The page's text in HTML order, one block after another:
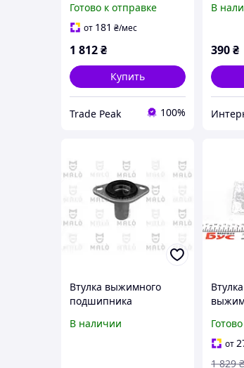
сальником Audi, VW,
Skoda, Seat 1.4, 1.5, 1.6,
(02A141180A) VAG
Готово к отправке
от 181 ₴/мес
1 812₴
Купить
Trade Peak 100%
В
390₴
Втулка выжимного
подшипника
ML5C,ML6
В наличии
Skoda,
2.0 D
от
1 829 ₴